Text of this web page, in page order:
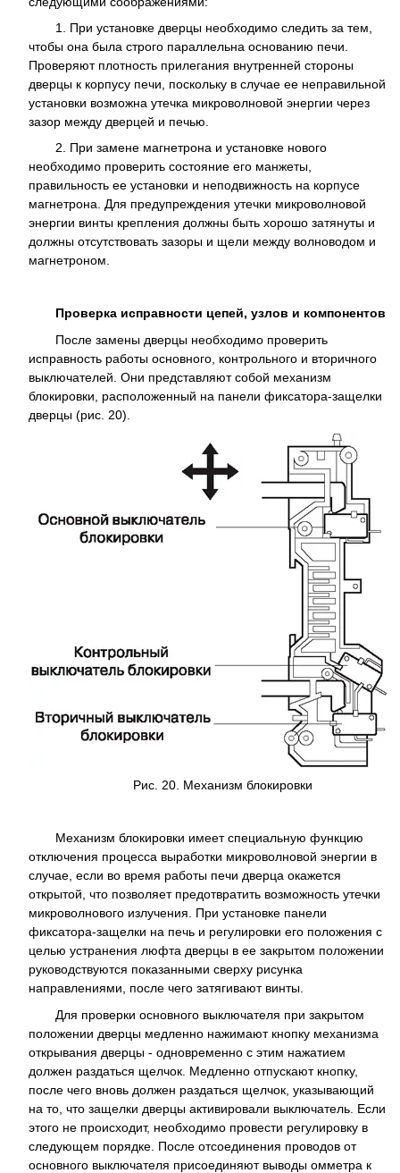
1. При установке дверцы необходимо следить за тем,
чтобы она была строго параллельна основанию печи.
Проверяют плотность прилегания внутренней стороны
дверцы к корпусу печи, поскольку в случае ее неправильной
установки возможна утечка микроволновой энергии через
зазор между дверцей и печью.
2. При замене магнетрона и установке нового
необходимо проверить состояние его манжеты,
правильность ее установки и неподвижность на корпусе
магнетрона. Для предупреждения утечки микроволновой
энергии винты крепления должны быть хорошо затянуты и
должны отсутствовать зазоры и щели между волноводом и
магнетроном.
Проверка исправности цепей, узлов и компонентов
После замены дверцы необходимо проверить
исправность работы основного, контрольного и вторичного
выключателей. Они представляют собой механизм
блокировки, расположенный на панели фиксатора-защелки
дверцы (рис. 20).
Рис. 20. Механизм блокировки
Механизм блокировки имеет специальную функцию
отключения процесса выработки микроволновой энергии в
случае, если во время работы печи дверца окажется
открытой, что позволяет предотвратить возможность утечки
микроволнового излучения. При установке панели
фиксатора-защелки на печь и регулировки его положения с
целью устранения люфта дверцы в ее закрытом положении
руководствуются показанными сверху рисунка
направлениями, после чего затягивают винты.
Для проверки основного выключателя при закрытом
положении дверцы медленно нажимают кнопку механизма
открывания дверцы - одновременно с этим нажатием
должен раздаться щелчок. Медленно отпускают кнопку,
после чего вновь должен раздаться щелчок, указывающий
на то, что защелки дверцы активировали выключатель. Если
этого не происходит, необходимо провести регулировку в
следующем порядке. После отсоединения проводов от
основного выключателя присоединяют выводы омметра к